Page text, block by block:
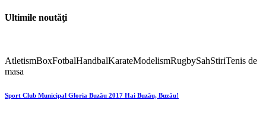
Ultimile noutăţi
AtletismBoxFotbalHandbalKarateModelismRugbySahStiriTenis de
masa
Sport Club Municipal Gloria Buzău 2017 Hai Buzău, Buzău!